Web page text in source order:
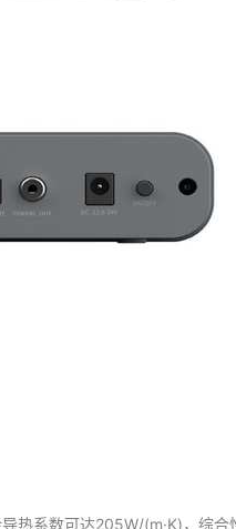
系数可达205W/(m·K)，综合